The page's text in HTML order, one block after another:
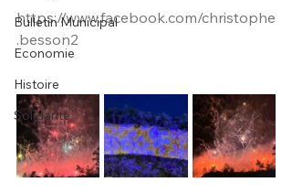
Bulletin Municipal
Economie
Histoire
Solidarité
https://www.facebook.com/christophe
.besson2